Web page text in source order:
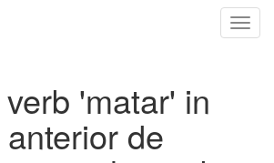
'matar' in
de